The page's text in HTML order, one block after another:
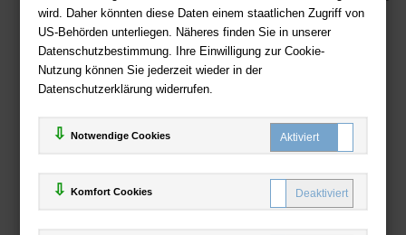
wird. Daher könnten diese Daten einem staatlichen Zugriff von
US-Behörden unterliegen. Näheres finden Sie in unserer
Datenschutzbestimmung. Ihre Einwilligung zur Cookie-
Nutzung können Sie jederzeit wieder in der
Datenschutzerklärung widerrufen.
Notwendige Cookies
Komfort Cookies
Zahlweisen